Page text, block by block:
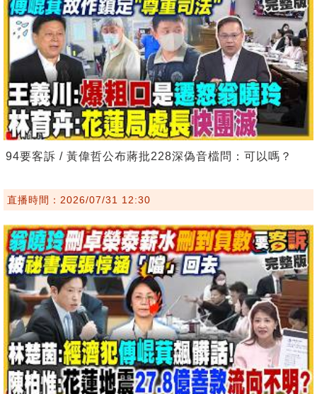
94要客訴 / 黃偉哲公布蔣批228深偽音檔問：可以嗎？
直播時間：2026/07/31 12:30